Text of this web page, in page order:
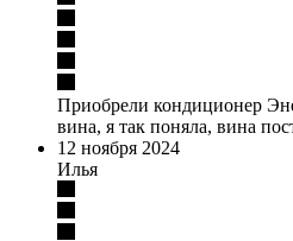
Приобрели кондиционер
вина, я так поняла, вина
12 ноября 2024
Илья